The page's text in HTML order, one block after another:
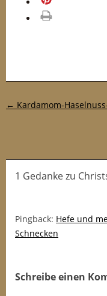
Post-Navigation
← Kardamom-
1 Gedankezu
Pingback: Hefe und
Schnecken
Schreibe einen